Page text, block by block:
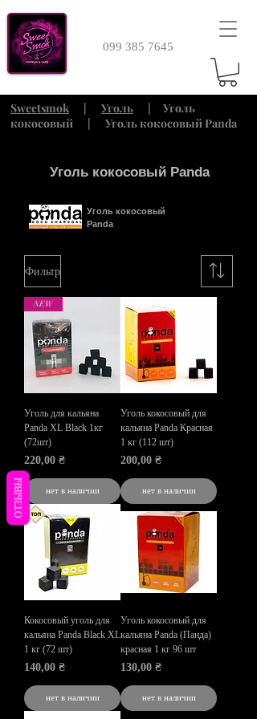
099 385 7645
Sweetsmok | Уголь | Уголь
кокосовый | Уголь кокосовый Panda
Уголь кокосовый Panda
Уголь кокосовый
Panda
Фильтр
NEW
Уголь для кальяна
Panda XL Black 1кг
(72шт)
Цена
220,00 ₴
нет в наличии
Уголь кокосовый для
кальяна Panda Красная
1 кг (112 шт)
Цена
200,00 ₴
нет в наличии
Кокосовый уголь для
кальяна Panda Black XL
1 кг (72 шт)
Цена
140,00 ₴
нет в наличии
Уголь кокосовый для
кальяна Panda (Панда)
красная 1 кг 96 шт
Цена
130,00 ₴
нет в наличии
ОТЗЫВЫ